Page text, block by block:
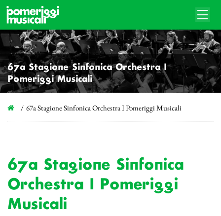
67a Stagione Sinfonica Orchestra I
Pomeriggi Musicali
67a Stagione Sinfonica Orchestra I Pomeriggi Musicali
67a Stagione Sinfonica
Orchestra I Pomeriggi
Musicali